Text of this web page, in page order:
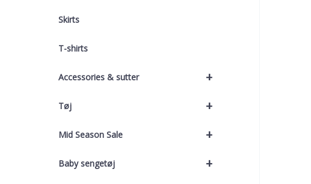
Skirts
T-shirts
+
Accessories & sutter
+
Tøj
+
Mid Season Sale
+
Baby sengetøj